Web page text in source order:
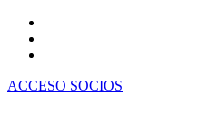
contenido
ACCESO SOCIOS